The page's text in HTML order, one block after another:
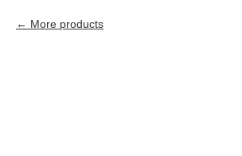
More products